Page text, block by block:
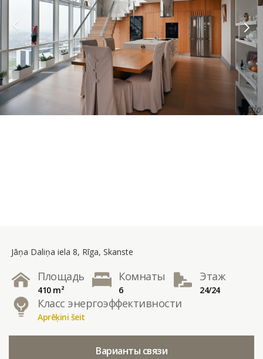
Jāņa Daliņa iela 8, Rīga, Skanste
Площадь
410 m²
Комнаты
6
Этаж
24/24
Класс энергоэффективности
Aprēķini šeit
Варианты связи